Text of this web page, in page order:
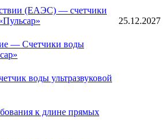
(ЕАЭС) — счетчики
25.12.2027
— Счетчики воды
воды ультразвуковой
к длине прямых